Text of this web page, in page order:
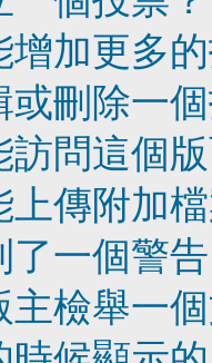
增加更多
或刪除一
訪問這個
上傳附加
了一個警
主檢舉一